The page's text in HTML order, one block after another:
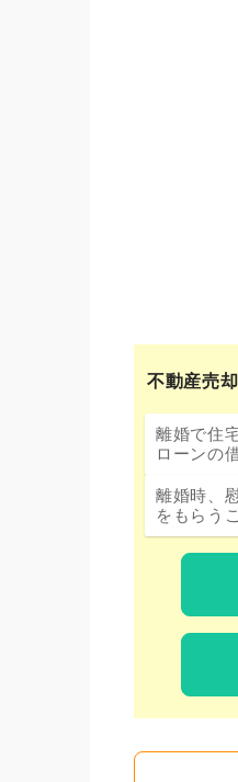
不動産売
離婚で住
ローンの
離婚時、
をもらう